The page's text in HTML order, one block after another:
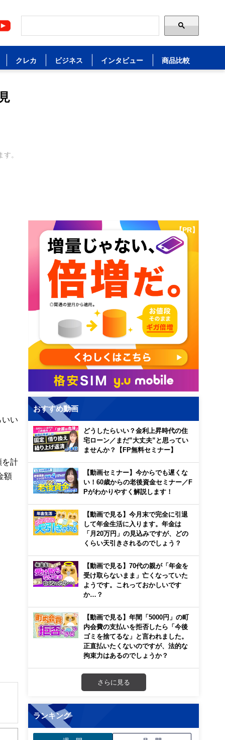
クレカ ビジネス インタビュー 商品比較
す。
いい
を計
額
【PR】
おすすめ動画
どうしたらいい？金利上昇時代の住
宅ローン／まだ”大丈夫”と思ってい
ませんか？【FP無料セミナー】
【動画セミナー】今からでも遅くな
い！60歳からの老後資金セミナー／F
Pがわかりやすく解説します！
【動画で見る】今月末で完全に引退
して年金生活に入ります。年金は
「月20万円」の見込みですが、どの
くらい天引きされるのでしょう？
【動画で見る】70代の親が「年金を
受け取らないまま」亡くなっていた
ようです。これっておかしいです
か…？
【動画で見る】年間「5000円」の町
内会費の支払いを拒否したら「今後
ゴミを捨てるな」と言われました。
正直払いたくないのですが、法的な
拘束力はあるのでしょうか？
さらに見る
ランキング